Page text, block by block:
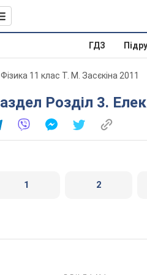
ГДЗ
Фізика 11 клас Т. М. Засєкіна 2011
Раздел Розділ 3.
1 2